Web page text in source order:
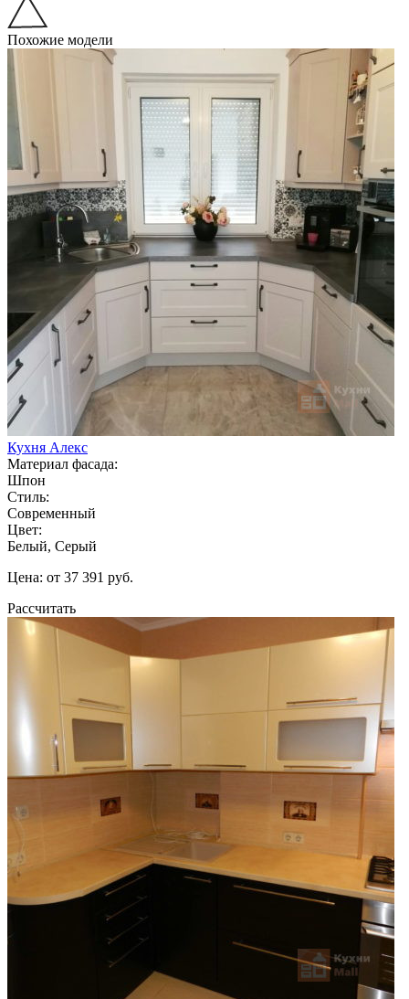
Похожие модели
Кухня Алекс
Материал фасада:
Шпон
Стиль:
Современный
Цвет:
Белый, Серый
Цена: от 37 391 руб.
Рассчитать